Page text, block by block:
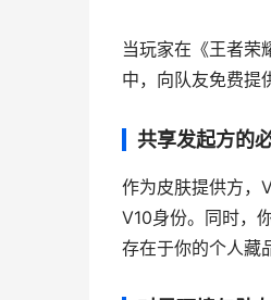
当玩家在《王者荣
中，向队友免费提
共享发起方的
作为皮肤提供方，
V10身份。同时，
存在于你的个人藏